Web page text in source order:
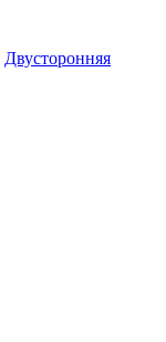
Двусторонняя